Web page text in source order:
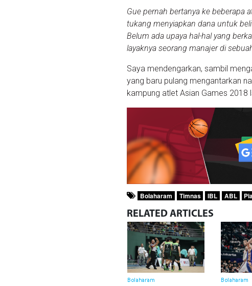
Gue pernah bertanya ke beberapa
tukang menyiapkan dana untuk
Belum ada upaya hal-hal yang
layaknya seorang manajer di
Saya mendengarkan, sambil
yang baru pulang mengantarkan
kampung atlet Asian Games 2018
Bolaharam Timnas IBL ABL
RELATED ARTICLES
Bolaharam Bolaharam